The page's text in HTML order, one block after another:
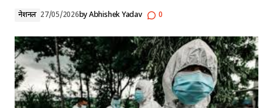
नेशनल 27/05/2026byAbhishek Yadav 0